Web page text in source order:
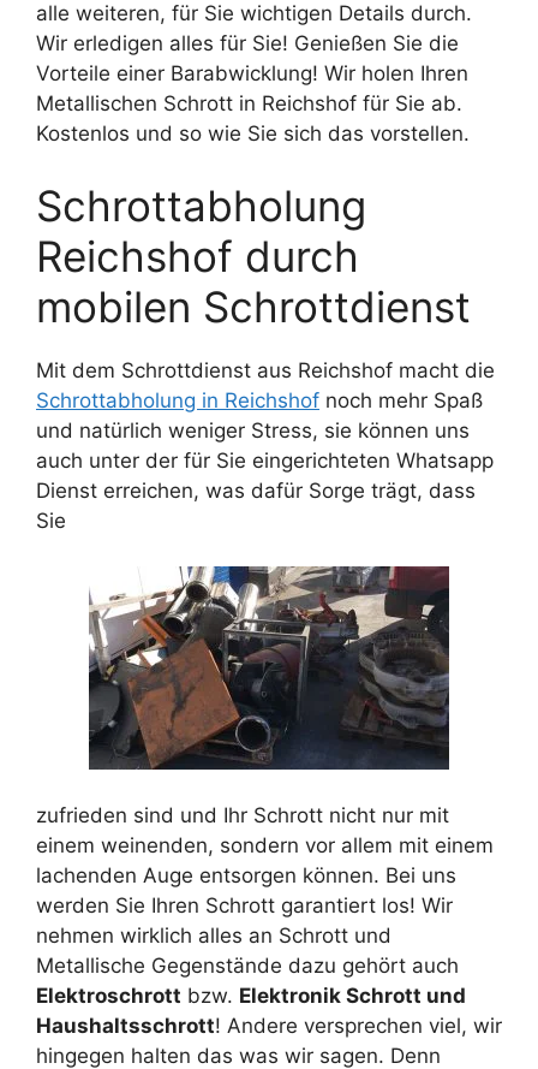
alle weiteren, für Sie wichtigen Details durch.
Wir erledigen alles für Sie! Genießen Sie die
Vorteile einer Barabwicklung! Wir holen Ihren
Metallischen Schrott in Reichshof für Sie ab.
Kostenlos und so wie Sie sich das vorstellen.
Schrottabholung
Reichshof durch
mobilen Schrottdienst
Mit dem Schrottdienst aus Reichshof macht die
Schrottabholung in Reichshof noch mehr Spaß
und natürlich weniger Stress, sie können uns
auch unter der für Sie eingerichteten Whatsapp
Dienst erreichen, was dafür Sorge trägt, dass
Sie
zufrieden sind und Ihr Schrott nicht nur mit
einem weinenden, sondern vor allem mit einem
lachenden Auge entsorgen können. Bei uns
werden Sie Ihren Schrott garantiert los! Wir
nehmen wirklich alles an Schrott und
Metallische Gegenstände dazu gehört auch
Elektroschrott bzw. Elektronik Schrott und
Haushaltsschrott! Andere versprechen viel, wir
hingegen halten das was wir sagen. Denn